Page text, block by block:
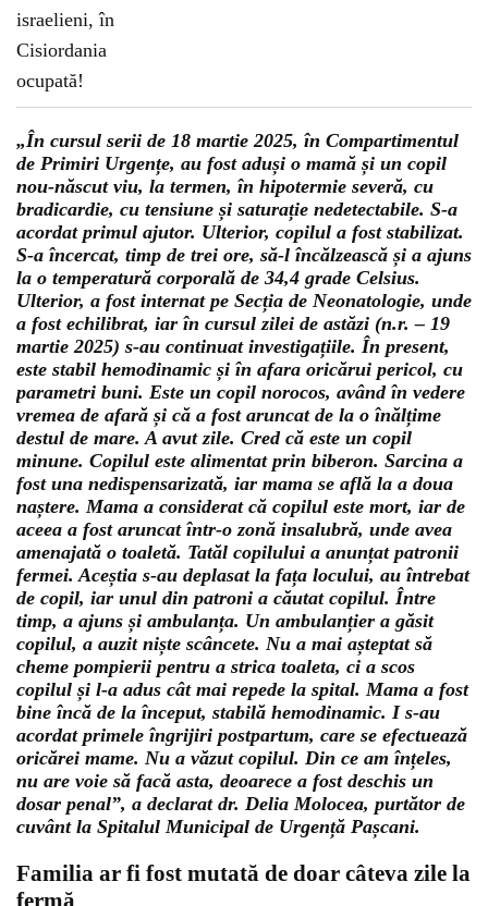
„În cursul serii de 18 martie 2025, în Compartimentul
de Primiri Urgențe, au fost aduși o mamă și un copil
nou-născut viu, la termen, în hipotermie severă, cu
bradicardie, cu tensiune și saturație nedetectabile. S-a
acordat primul ajutor. Ulterior, copilul a fost stabilizat.
S-a încercat, timp de trei ore, să-l încălzească și a ajuns
la o temperatură corporală de 34,4 grade Celsius.
Ulterior, a fost internat pe Secția de Neonatologie, unde
a fost echilibrat, iar în cursul zilei de astăzi (n.r. – 19
martie 2025) s-au continuat investigațiile. În present,
este stabil hemodinamic și în afara oricărui pericol, cu
parametri buni. Este un copil norocos, având în vedere
vremea de afară și că a fost aruncat de la o înălțime
destul de mare. A avut zile. Cred că este un copil
minune. Copilul este alimentat prin biberon. Sarcina a
fost una nedispensarizată, iar mama se află la a doua
naștere. Mama a considerat că copilul este mort, iar de
aceea a fost aruncat într-o zonă insalubră, unde avea
amenajată o toaletă. Tatăl copilului a anunțat patronii
fermei. Aceștia s-au deplasat la fața locului, au întrebat
de copil, iar unul din patroni a căutat copilul. Între
timp, a ajuns și ambulanța. Un ambulanțier a găsit
copilul, a auzit niște scâncete. Nu a mai așteptat să
cheme pompierii pentru a strica toaleta, ci a scos
copilul și l-a adus cât mai repede la spital. Mama a fost
bine încă de la început, stabilă hemodinamic. I s-au
acordat primele îngrijiri postpartum, care se efectuează
oricărei mame. Nu a văzut copilul. Din ce am înțeles,
nu are voie să facă asta, deoarece a fost deschis un
dosar penal”, a declarat dr. Delia Molocea, purtător de
cuvânt la Spitalul Municipal de Urgență Pașcani.
Familia ar fi fost mutată de doar câteva zile la
fermă